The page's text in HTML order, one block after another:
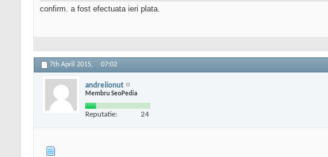
confirm. a fost efectuata ieri plata.
7th April 2015, 07:02
andreiionut
Membru SeoPedia
Reputatie: 24